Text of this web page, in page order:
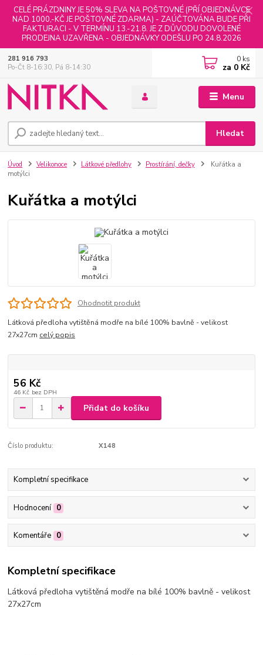
CELÉ PRÁZDNINY JE 50% SLEVA NA POŠTOVNÉ (PŘÍ OBJEDNÁVCE
NAD 1000,-KČ JE POŠTOVNÉ ZDARMA) - ZAÚČTOVÁNA BUDE PŘI
FAKTURACI - V TERMÍNU 13.-21.8. JE Z DŮVODU DOVOLENÉ
PRODEJNA UZAVŘENA - OBJEDNÁVKY ODEŠLU PO 24.8.2026
Menu
Hledat
281 916 793
Po-Čt 8-16:30, Pá 8-14:30
0 ks
za 0 Kč
Úvod Velikonoce Látkové předlohy Prostírání, dečky
Kuřátka a
motýlci
Kuřátka a motýlci
Ohodnotit produkt
Látková předloha vytištěná modře na bílé 100% bavlně - velikost
27x27cm celý popis
56 Kč
46 Kč bez DPH
Přidat do košíku
Číslo produktu: X148
Kompletní specifikace
Hodnocení 0
Komentáře 0
Kompletní specifikace
Látková předloha vytištěná modře na bílé 100% bavlně - velikost
27x27cm